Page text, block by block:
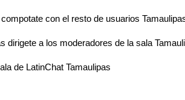
con el resto de usuarios
dirigete a los moderadores de la sala
de LatinChat Tamaulipas